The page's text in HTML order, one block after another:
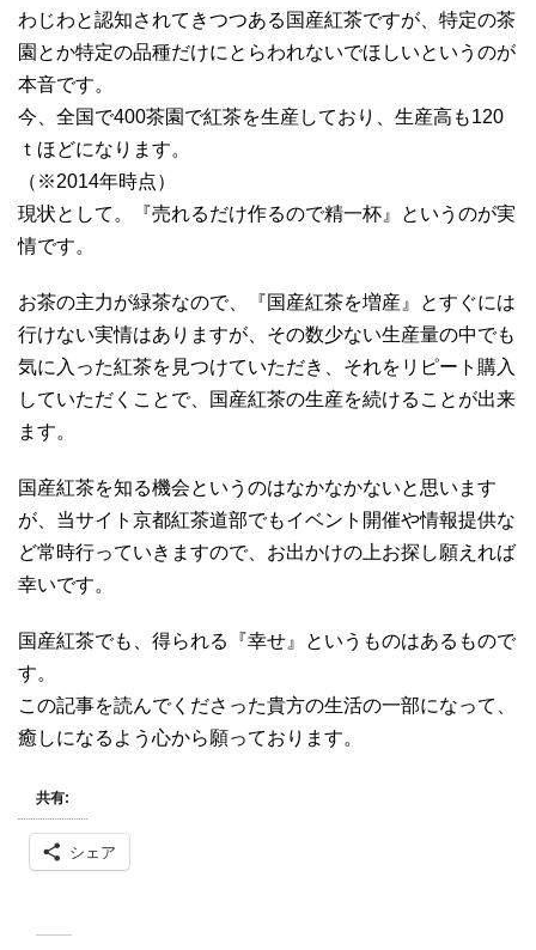
わじわと認知されてきつつある国産紅茶ですが、特定の茶
園とか特定の品種だけにとらわれないでほしいというのが
本音です。
今、全国で400茶園で紅茶を生産しており、生産高も120
ｔほどになります。
（※2014年時点）
現状として。『売れるだけ作るので精一杯』というのが実
情です。
お茶の主力が緑茶なので、『国産紅茶を増産』とすぐには
行けない実情はありますが、その数少ない生産量の中でも
気に入った紅茶を見つけていただき、それをリピート購入
していただくことで、国産紅茶の生産を続けることが出来
ます。
国産紅茶を知る機会というのはなかなかないと思います
が、当サイト京都紅茶道部でもイベント開催や情報提供な
ど常時行っていきますので、お出かけの上お探し願えれば
幸いです。
国産紅茶でも、得られる『幸せ』というものはあるもので
す。
この記事を読んでくださった貴方の生活の一部になって、
癒しになるよう心から願っております。
共有:
シェア